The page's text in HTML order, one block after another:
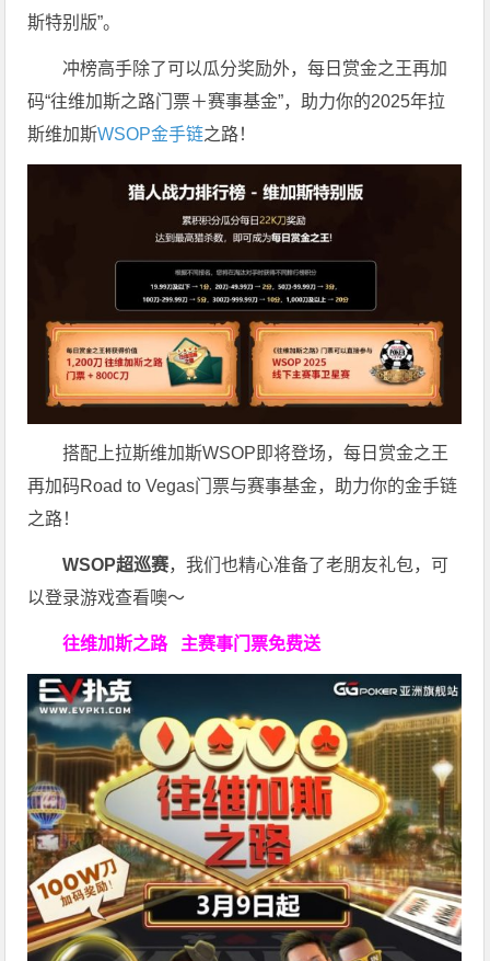
斯特别版”。
冲榜高手除了可以瓜分奖励外，每日赏金之王再加
码“往维加斯之路门票＋赛事基金”，助力你的2025年拉
斯维加斯WSOP金手链之路！
搭配上拉斯维加斯WSOP即将登场，每日赏金之王
再加码Road to Vegas门票与赛事基金，助力你的金手链
之路！
WSOP超巡赛，我们也精心准备了老朋友礼包，可
以登录游戏查看噢～
往维加斯之路 主赛事门票免费送